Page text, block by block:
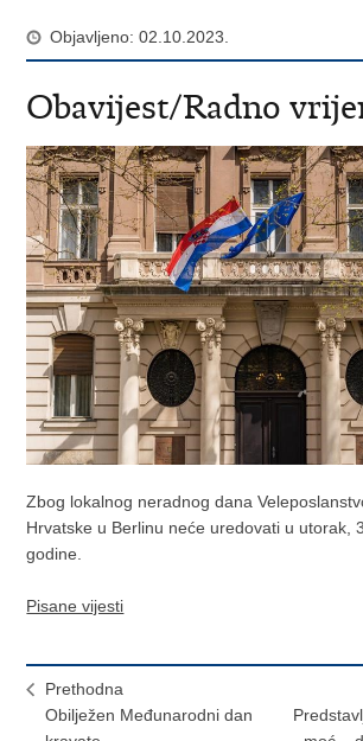
Objavljeno: 02.10.2023.
Obavijest/Radno
Zbog lokalnog neradnog dana
Hrvatske u Berlinu neće uredovati u utorak,
godine.
Pisane vijesti
Prethodna
Obilježen Međunarodni dan